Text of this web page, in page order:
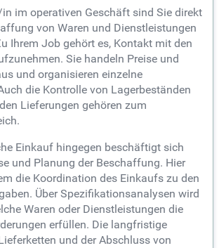
im operativen Geschäft sind Sie direkt
von Waren und Dienstleistungen
Ihrem Job gehört es, Kontakt mit den
Sie handeln Preise und
und organisieren einzelne
die Kontrolle von Lagerbeständen
Lieferungen gehören zum
Einkauf hingegen beschäftigt sich
und Planung der Beschaffung. Hier
die Koordination des Einkaufs zu den
Über Spezifikationsanalysen wird
Waren oder Dienstleistungen die
erfüllen. Die langfristige
und der Abschluss von